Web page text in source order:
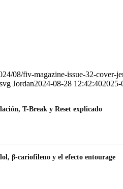
08/fiv-magazine-issue-32-cover-
Jordan2024-08-28 12:42:402025-
T-Break y Reset explicado
β-cariofileno y el efecto entourage